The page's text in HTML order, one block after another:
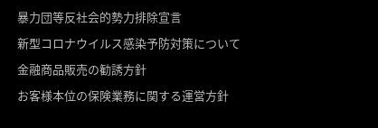
暴力団等反社会的勢力排除宣言
新型コロナウイルス感染予防対策について
金融商品販売の勧誘方針
お客様本位の保険業務に関する運営方針